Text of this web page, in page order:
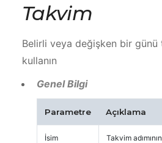
Takvim
Belirli veya değişken bir günü
kullanın
Genel Bilgi
Parametre Açıklama
İsim Takvim